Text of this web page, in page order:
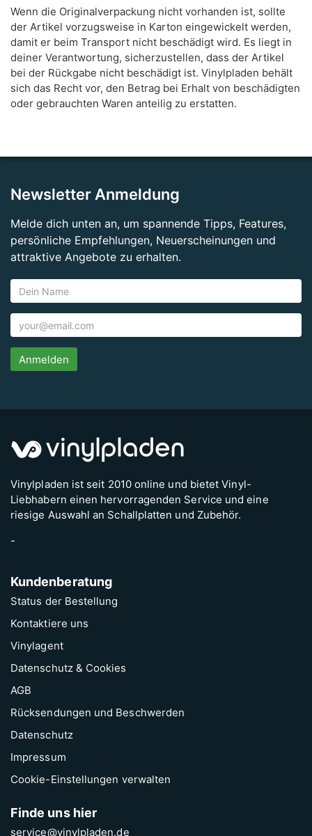
Wenn die Originalverpackung nicht vorhanden ist, sollte
der Artikel vorzugsweise in Karton eingewickelt werden,
damit er beim Transport nicht beschädigt wird. Es liegt in
deiner Verantwortung, sicherzustellen, dass der Artikel
bei der Rückgabe nicht beschädigt ist. Vinylpladen behält
sich das Recht vor, den Betrag bei Erhalt von beschädigten
oder gebrauchten Waren anteilig zu erstatten.
Newsletter Anmeldung
Melde dich unten an, um spannende Tipps, Features,
persönliche Empfehlungen, Neuerscheinungen und
attraktive Angebote zu erhalten.
Anmelden
Vinylpladen ist seit 2010 online und bietet Vinyl-
Liebhabern einen hervorragenden Service und eine
riesige Auswahl an Schallplatten und Zubehör.
-
Kundenberatung
Status der Bestellung
Kontaktiere uns
Vinylagent
Datenschutz & Cookies
AGB
Rücksendungen und Beschwerden
Datenschutz
Impressum
Cookie-Einstellungen verwalten
Finde uns hier
service@vinylpladen.de